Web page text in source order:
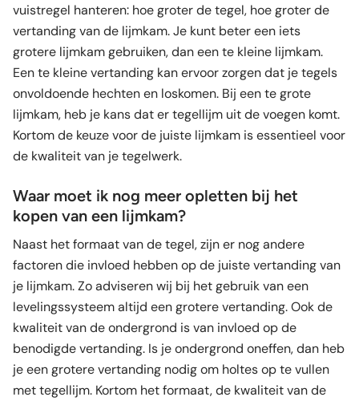
vuistregel hanteren: hoe groter de tegel, hoe groter de
vertanding van de lijmkam. Je kunt beter een iets
grotere lijmkam gebruiken, dan een te kleine lijmkam.
Een te kleine vertanding kan ervoor zorgen dat je tegels
onvoldoende hechten en loskomen. Bij een te grote
lijmkam, heb je kans dat er tegellijm uit de voegen komt.
Kortom de keuze voor de juiste lijmkam is essentieel voor
de kwaliteit van je tegelwerk.
Waar moet ik nog meer opletten bij het
kopen van een lijmkam?
Naast het formaat van de tegel, zijn er nog andere
factoren die invloed hebben op de juiste vertanding van
je lijmkam. Zo adviseren wij bij het gebruik van een
levelingssysteem altijd een grotere vertanding. Ook de
kwaliteit van de ondergrond is van invloed op de
benodigde vertanding. Is je ondergrond oneffen, dan heb
je een grotere vertanding nodig om holtes op te vullen
met tegellijm. Kortom het formaat, de kwaliteit van de